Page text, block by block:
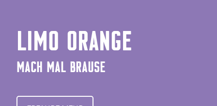
LIMO ORANGE
MACH MAL BRAUSE